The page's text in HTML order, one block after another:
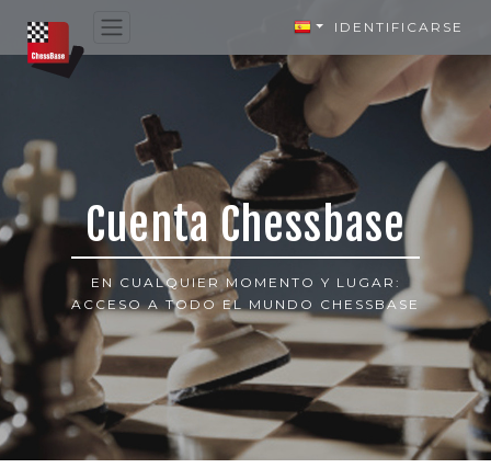
IDENTIFICARSE
Cuenta Chessbase
EN CUALQUIER MOMENTO Y LUGAR:
ACCESO A TODO EL MUNDO CHESSBASE